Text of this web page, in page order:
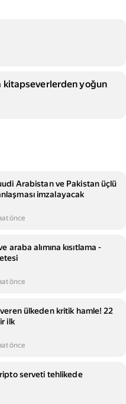
kitapseverlerden yoğun
Arabistan ve Pakistan üçlü
imzalayacak
önce
araba alımına kısıtlama -
önce
ülkeden kritik hamle! 22
ilk
önce
serveti tehlikede